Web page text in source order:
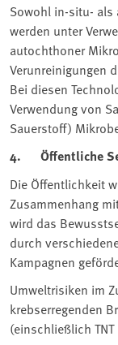
Sowohl in-situ-
werden unter
autochthoner
Verunreinigungen
Bei diesen
Verwendung von
Sauerstoff)
4. Öffentliche
Die Öffentlichkeit
Zusammenhang
wird das
durch
Kampagnen
Umweltrisiken im
krebserregenden
(einschließlich